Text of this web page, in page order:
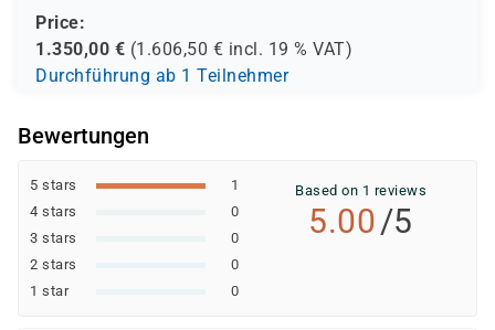
Price:
1.350,00 € (1.606,50 € incl. 19 % VAT)
Durchführung ab 1 Teilnehmer
Bewertungen
5 stars
1
4 stars
0
3 stars
0
2 stars
0
1 star
0
Based on 1 reviews
5.00/5